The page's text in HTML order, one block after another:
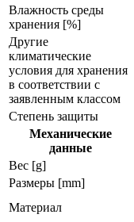
Влажность среды
хранения [%]
Другие
климатические
условия для хранения
в соответствии с
заявленным классом
Степень защиты
Механические
данные
Вес [g]
Размеры [mm]
Материал